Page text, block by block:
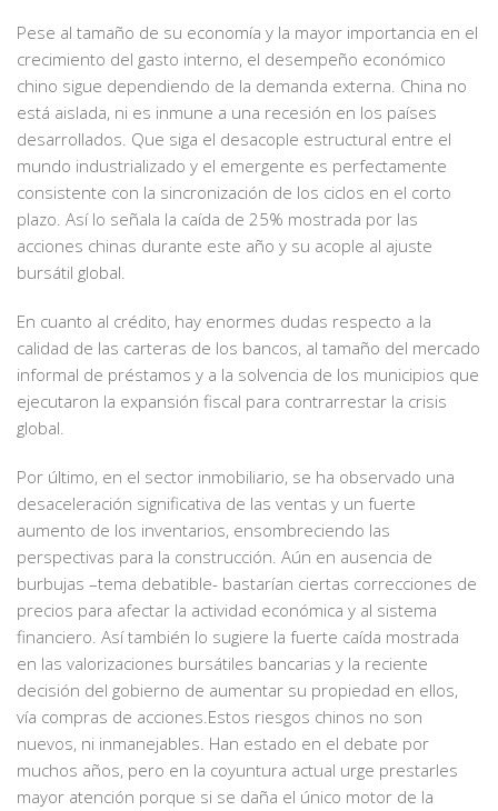
Pese al tamaño de su economía y la mayor importancia en el
crecimiento del gasto interno, el desempeño económico
chino sigue dependiendo de la demanda externa. China no
está aislada, ni es inmune a una recesión en los países
desarrollados. Que siga el desacople estructural entre el
mundo industrializado y el emergente es perfectamente
consistente con la sincronización de los ciclos en el corto
plazo. Así lo señala la caída de 25% mostrada por las
acciones chinas durante este año y su acople al ajuste
bursátil global.
En cuanto al crédito, hay enormes dudas respecto a la
calidad de las carteras de los bancos, al tamaño del mercado
informal de préstamos y a la solvencia de los municipios que
ejecutaron la expansión fiscal para contrarrestar la crisis
global.
Por último, en el sector inmobiliario, se ha observado una
desaceleración significativa de las ventas y un fuerte
aumento de los inventarios, ensombreciendo las
perspectivas para la construcción. Aún en ausencia de
burbujas –tema debatible- bastarían ciertas correcciones de
precios para afectar la actividad económica y al sistema
financiero. Así también lo sugiere la fuerte caída mostrada
en las valorizaciones bursátiles bancarias y la reciente
decisión del gobierno de aumentar su propiedad en ellos,
vía compras de acciones.Estos riesgos chinos no son
nuevos, ni inmanejables. Han estado en el debate por
muchos años, pero en la coyuntura actual urge prestarles
mayor atención porque si se daña el único motor de la